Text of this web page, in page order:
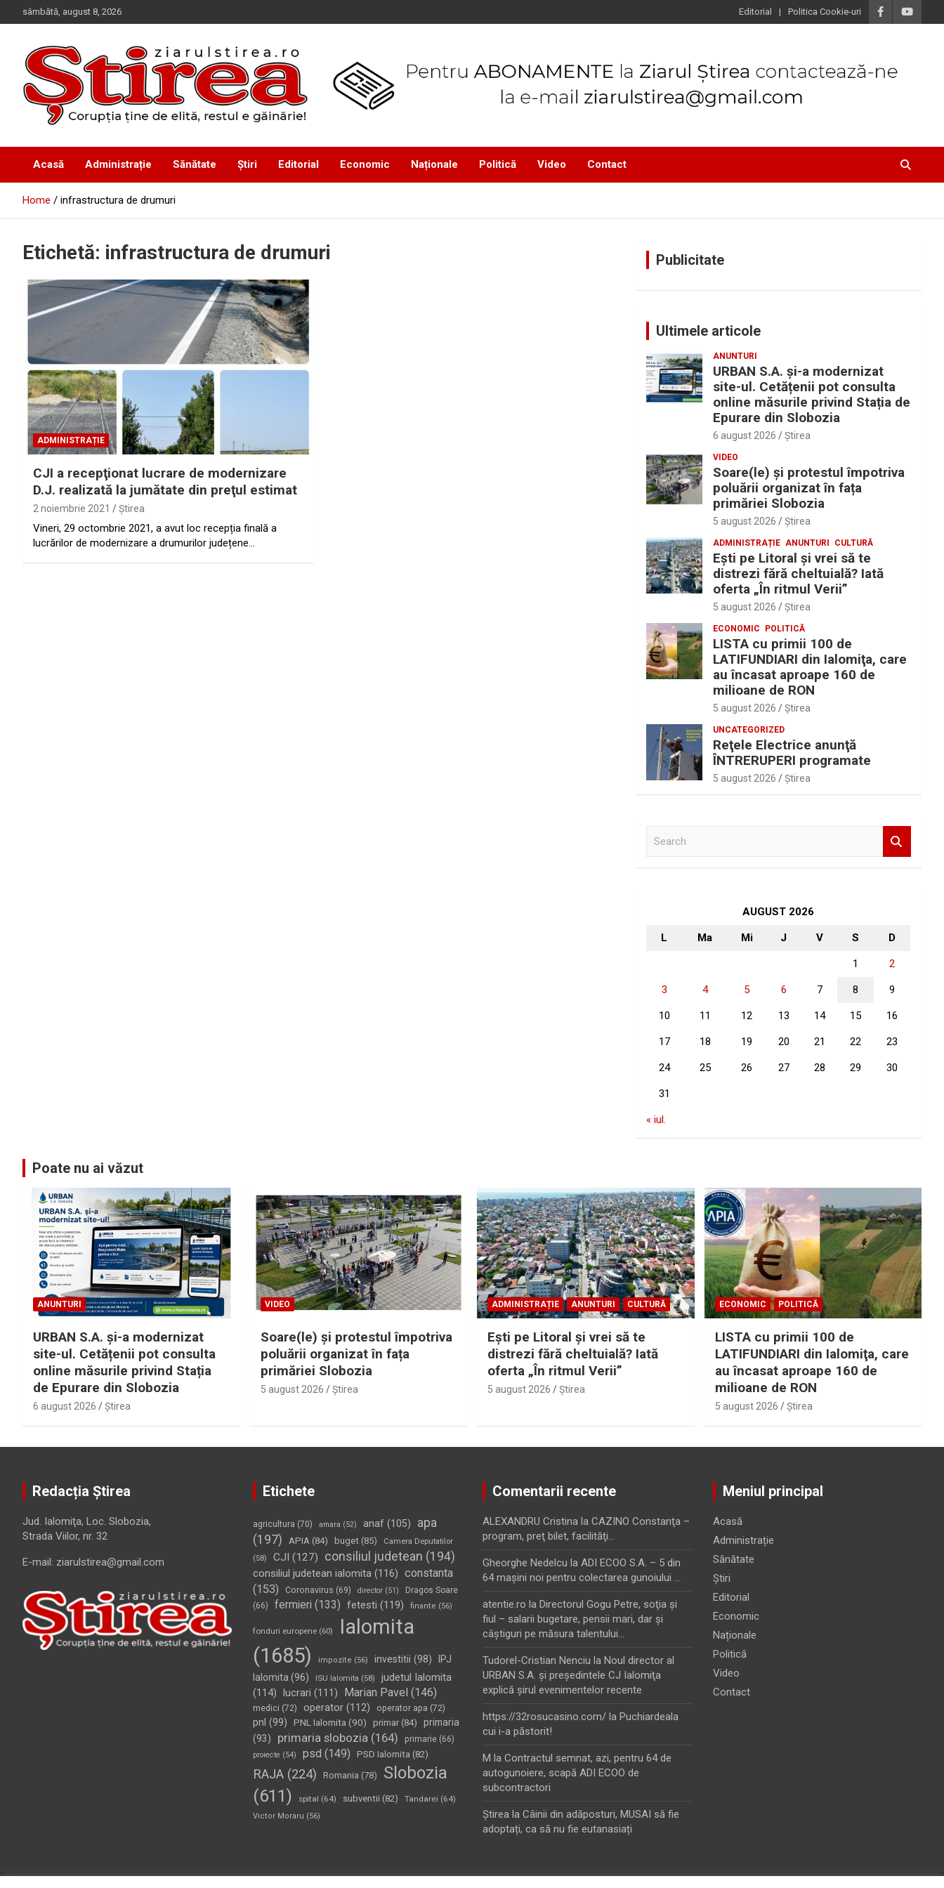
to
sâmbătă, august 8, 2026 Editorial Politica Cookie-uri
Ziarul Știrea
Acasă Administrație Sănătate Știri Editorial Economic Naționale Politică Video Contact
Home infrastructura de drumuri
Etichetă: infrastructura de drumuri
ADMINISTRAȚIE
CJI a recepţionat lucrare de modernizare
D.J. realizată la jumătate din preţul estimat
2 noiembrie 2021 Ştirea
Vineri, 29 octombrie 2021, a avut loc recepția finală a
lucrărilor de modernizare a drumurilor județene…
Publicitate
Ultimele articole
ANUNTURI
URBAN S.A. și-a modernizat
site-ul. Cetățenii pot consulta
online măsurile privind Stația de
Epurare din Slobozia
6 august 2026 Ştirea
VIDEO
Soare(le) și protestul împotriva
poluării organizat în fața
primăriei Slobozia
5 august 2026 Ştirea
ADMINISTRAȚIE ANUNTURI CULTURĂ
Eşti pe Litoral şi vrei să te
distrezi fără cheltuială? Iată
oferta „În ritmul Verii”
5 august 2026 Ştirea
ECONOMIC POLITICĂ
LISTA cu primii 100 de
LATIFUNDIARI din Ialomiţa, care
au încasat aproape 160 de
milioane de RON
5 august 2026 Ştirea
UNCATEGORIZED
Reţele Electrice anunţă
ÎNTRERUPERI programate
5 august 2026 Ştirea
AUGUST 2026
L Ma Mi J V S D
1 2
3 4 5 6 7 8 9
10 11 12 13 14 15 16
17 18 19 20 21 22 23
24 25 26 27 28 29 30
31
« iul.
Poate nu ai văzut
ANUNTURI
URBAN S.A. și-a modernizat
site-ul. Cetățenii pot consulta
online măsurile privind Stația
de Epurare din Slobozia
6 august 2026 Ştirea
VIDEO
Soare(le) și protestul împotriva
poluării organizat în fața
primăriei Slobozia
5 august 2026 Ştirea
ADMINISTRAȚIE ANUNTURI CULTURĂ
Eşti pe Litoral şi vrei să te
distrezi fără cheltuială? Iată
oferta „În ritmul Verii”
5 august 2026 Ştirea
ECONOMIC POLITICĂ
LISTA cu primii 100 de
LATIFUNDIARI din Ialomiţa, care
au încasat aproape 160 de
milioane de RON
5 august 2026 Ştirea
Redacția Știrea
Jud. Ialomiţa, Loc. Slobozia,
Strada Viilor, nr. 32
E-mail: ziarulstirea@gmail.com
Etichete
agricultura (70) amara (52) anaf(105)
apa
(197)
APIA(84) buget(85)
Camera Deputatilor
(58)
CJI (127) consiliul judetean (194)
consiliul judetean ialomita(116) constanta
(153)
Coronavirus (69) director(51)
Dragos Soare
(66)
fermieri (133) fetesti (119) finante (56)
fonduri europene(60)
Ialomita
(1685)
impozite (56) investitii (98)
IPJ
Ialomita (96) ISU Ialomita (58)
judetul Ialomita
(114) lucrari (111) Marian Pavel (146)
medici (72) operator(112) operator apa (72)
pnl (99) PNL Ialomita (90) primar(84)
primaria
(93)
primaria slobozia(164) primarie(66)
proiecte (54) psd (149) PSD Ialomita (82)
RAJA(224) Romania (78)
Slobozia
(611)
spital (64) subventii (82) Tandarei (64)
Victor Moraru (56)
Comentarii recente
ALEXANDRU Cristina la CAZINO Constanţa –
program, preţ bilet, facilităţi…
Gheorghe Nedelcu la ADI ECOO S.A. – 5 din
64 maşini noi pentru colectarea gunoiului …
atentie.ro la Directorul Gogu Petre, soţia şi
fiul – salarii bugetare, pensii mari, dar şi
câştiguri pe măsura talentului…
Tudorel-Cristian Nenciu la Noul director al
URBAN S.A. şi preşedintele CJ Ialomiţa
explică şirul evenimentelor recente
https://32rosucasino.com/ la Puchiardeala
cui i-a păstorit!
M la Contractul semnat, azi, pentru 64 de
autogunoiere, scapă ADI ECOO de
subcontractori
Ştirea la Câinii din adăposturi, MUSAI să fie
adoptați, ca să nu fie eutanasiați
Meniul principal
Acasă
Administrație
Sănătate
Știri
Editorial
Economic
Naționale
Politică
Video
Contact